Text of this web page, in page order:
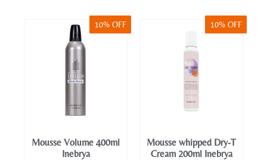
10% OFF
Mousse Volume 400ml
Inebrya
10% OFF
Mousse whipped Dry-T
Cream 200ml Inebrya